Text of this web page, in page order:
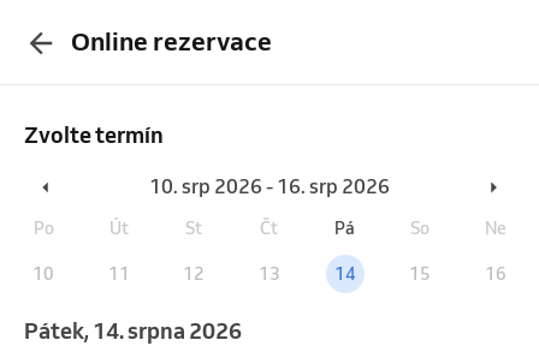
Online rezervace
Zvolte termín
10. srp 2026 - 16. srp 2026
Po Út St Čt Pá So Ne
10 11 12 13 14 15 16
pátek, 14. srpna 2026